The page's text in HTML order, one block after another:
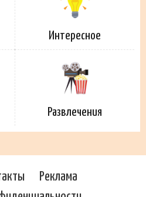
Интересное
Развлечения
Реклама